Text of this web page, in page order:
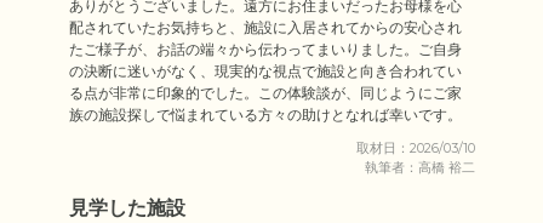
ありがとうございました。遠方にお住まいだったお母様を心
配されていたお気持ちと、施設に入居されてからの安心され
たご様子が、お話の端々から伝わってまいりました。ご自身
の決断に迷いがなく、現実的な視点で施設と向き合われてい
る点が非常に印象的でした。この体験談が、同じようにご家
族の施設探しで悩まれている方々の助けとなれば幸いです。
取材日：2026/03/10
執筆者：高橋 裕二
見学した施設